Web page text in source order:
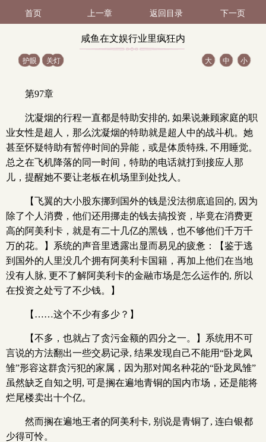
首页 上一章 返回目录 下一页
咸鱼在文娱行业里疯狂内
护眼 关灯 大 中 小
第97章
沈凝烟的行程一直都是特助安排的, 如果说兼顾家庭的职
业女性是超人，那么沈凝烟的特助就是超人中的战斗机。她
甚至怀疑特助有暂停时间的异能，或是体质特殊, 不用睡觉。
总之在飞机降落的同一时间，特助的电话就打到接应人那
儿，提醒她不要让老板在机场里到处找人。
【飞翼的大小股东挪到国外的钱是没法彻底追回的, 因为
除了个人消费，他们还用挪走的钱去搞投资，毕竟在消费更
高的阿美利卡，就是有二十几亿的黑钱，也不够他们千万千
万的花。】系统的声音里透露出显而易见的疲惫：【鉴于逃
到国外的人里没几个拥有阿美利卡国籍，再加上他们在当地
没有人脉, 更不了解阿美利卡的金融市场是怎么运作的, 所以
在投资之处亏了不少钱。】
【……这个不少有多少？】
【不多，也就占了贪污金额的四分之一。】系统用不可
言说的方法翻出一些交易记录, 结果发现自己不能用“卧龙凤
雏”形容这群贪污犯的家属，因为那对闻名种花的“卧龙凤雏”
虽然缺乏自知之明, 可是搁在遍地青铜的国内市场，还是能将
烂尾楼卖出十个亿。
然而搁在遍地王者的阿美利卡, 别说是青铜了, 连白银都
少得可怜。